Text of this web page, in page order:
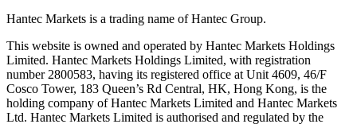
Hantec Markets is a trading name of Hantec Group.
This website is owned and operated by Hantec Markets Holdings
Limited. Hantec Markets Holdings Limited, with registration
number 2800583, having its registered office at Unit 4609, 46/F
Cosco Tower, 183 Queen’s Rd Central, HK, Hong Kong, is the
holding company of Hantec Markets Limited and Hantec Markets
Ltd. Hantec Markets Limited is authorised and regulated by the